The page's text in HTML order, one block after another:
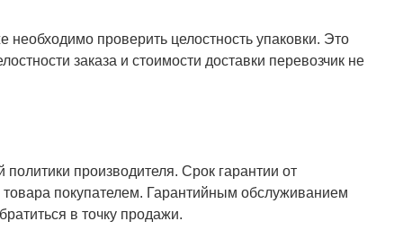
необходимо проверить целостность упаковки. Это
заказа и стоимости доставки перевозчик не
производителя. Срок гарантии от
товара покупателем. Гарантийным обслуживанием
в точку продажи.